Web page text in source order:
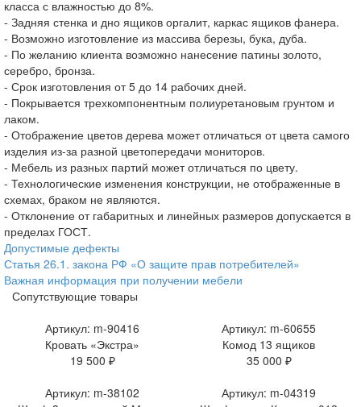
класса с влажностью до 8%.
- Задняя стенка и дно ящиков оргалит, каркас ящиков фанера.
- Возможно изготовление из массива березы, бука, дуба.
- По желанию клиента возможно нанесение патины золото,
серебро, бронза.
- Срок изготовления от 5 до 14 рабочих дней.
- Покрывается трехкомпонентным полиуретановым грунтом и
лаком.
- Отображение цветов дерева может отличаться от цвета самого
изделия из-за разной цветопередачи мониторов.
- Мебель из разных партий может отличаться по цвету.
- Технологические изменения конструкции, не отображенные в
схемах, браком не являются.
- Отклонение от габаритных и линейных размеров допускается в
пределах ГОСТ.
Допустимые дефекты
Статья 26.1. закона РФ «О защите прав потребителей»
Важная информация при получении мебели
Сопутствующие товары
Артикул: m-90416
Кровать «Экстра»
19 500 ₽
Артикул: m-60655
Комод 13 ящиков
35 000 ₽
Артикул: m-38102
Артикул: m-04319